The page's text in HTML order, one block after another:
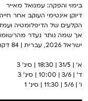
בימוי והפקה: עמנואל מאייר
דיוקן אינטימי העוקב אחר
הקלעים של הדיפלומטיה
אך שמה נותר נעדר
ישראל 2026, עברית | 84 דקות
א' | 31/5 | 18:30 | סינ' 3
ד' | 3/6 | 10:00 | סינ' 3
ו' | 5/6 | 11:30 | סינ' 1